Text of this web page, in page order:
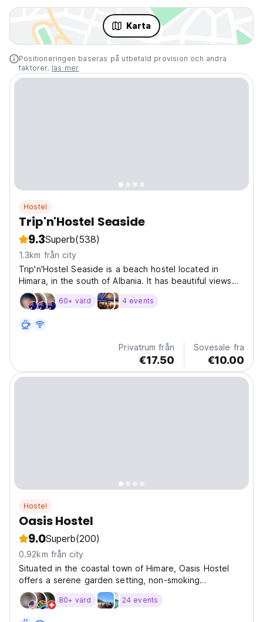
Karta
Positioneringen baseras på utbetald provision och andra
faktorer. läs mer
Hostel
Trip'n'Hostel Seaside
9.3Superb(538)
1.3km från city
Trip'n'Hostel Seaside is a beach hostel located in
Himara, in the south of Albania. It has beautiful views
over the Ionian sea and the whole city of Himara. It can
host 56 guests. All the rooms are en-suite and have
60+ värd 4 events
Privatrum från
€17.50
Sovesale fra
€10.00
Hostel
Oasis Hostel
9.0Superb(200)
0.92km från city
Situated in the coastal town of Himare, Oasis Hostel
offers a serene garden setting, non-smoking
accommodations, and complimentary WiFi, all within
easy reach of Spille Beach just 1.1 km away. Bike rental
80+ värd 24 events